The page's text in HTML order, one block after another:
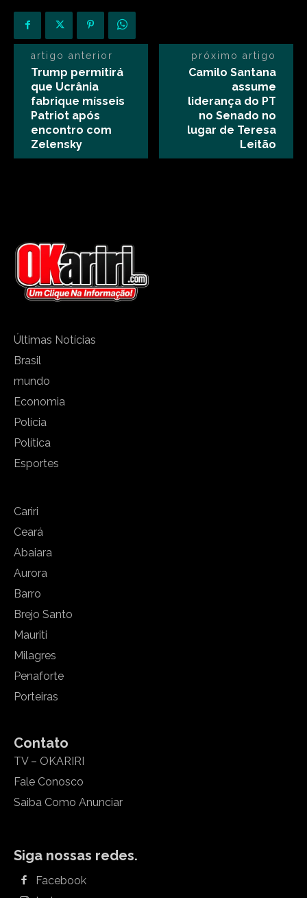
artigo anterior
Trump permitirá
que Ucrânia
fabrique mísseis
Patriot após
encontro com
Zelensky
próximo artigo
Camilo Santana
assume
liderança do PT
no Senado no
lugar de Teresa
Leitão
Últimas Notícias
Brasil
mundo
Economia
Polícia
Política
Esportes
Cariri
Ceará
Abaiara
Aurora
Barro
Brejo Santo
Mauriti
Milagres
Penaforte
Porteiras
Contato
TV – OKARIRI
Fale Conosco
Saiba Como Anunciar
Siga nossas redes.
Facebook